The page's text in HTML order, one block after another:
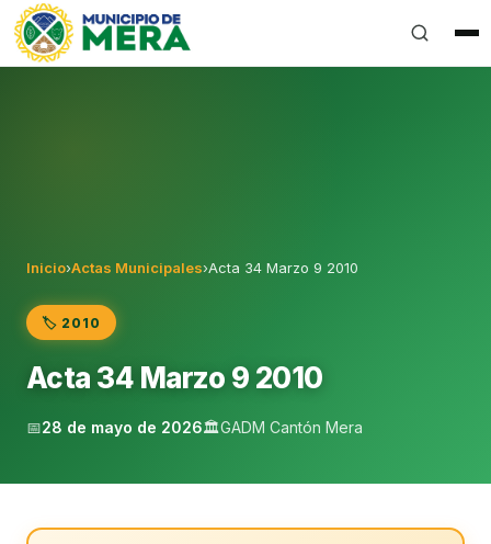
Gobierno Autónomo Descentralizado Municipal del
Inicio›Actas Municipales›Acta 34 Marzo 9 2010
🏷️ 2010
Acta 34 Marzo 9 2010
📅28 de mayo de 2026🏛️GADM Cantón Mera